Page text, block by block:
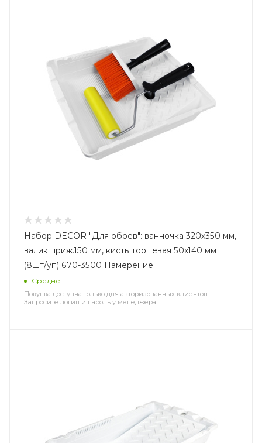
Набор DECOR "Для обоев": ванночка 320х350 мм,
валик приж.150 мм, кисть торцевая 50х140 мм
(8шт/уп) 670-3500 Намерение
Средне
Покупка доступна только для авторизованных клиентов.
Запросите логин и пароль у менеджера.